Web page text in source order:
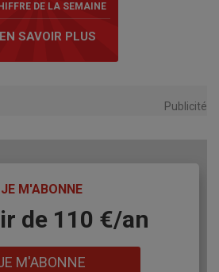
DE LA SEMAINE
EN SAVOIR PLUS
Publicité
JE M'ABONNE
de 110 €/an
M'ABONNE